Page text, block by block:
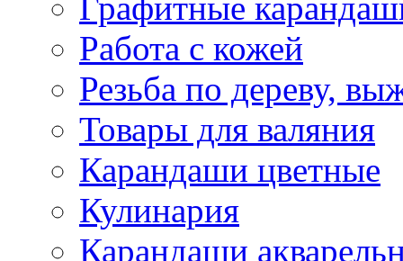
Работа с кожей
Резьба по дереву,
Товары для валяния
Карандаши цветные
Кулинария
Карандаши